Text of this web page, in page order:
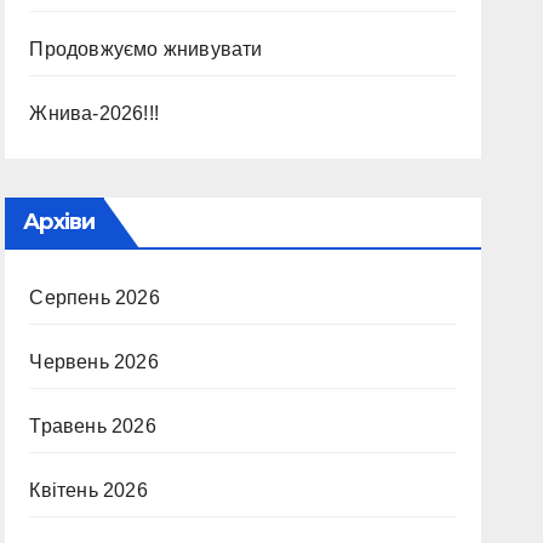
Продовжуємо жнивувати
Жнива-2026!!!
Архіви
Серпень 2026
Червень 2026
Травень 2026
Квітень 2026